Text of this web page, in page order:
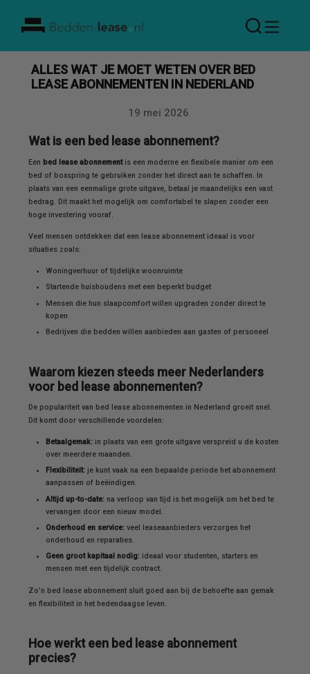
ALLES WAT JE MOET WETEN OVER BED
LEASE ABONNEMENTEN IN NEDERLAND
Datum
19 mei 2026
Wat is een bed lease abonnement?
Een bed lease abonnementis een moderne en flexibele manier om een
bed of boxspring te gebruiken zonder het direct aan te schaffen. In
plaats van een eenmalige grote uitgave, betaal je maandelijks een vast
bedrag. Dit maakt het mogelijk om comfortabel te slapen zonder een
hoge investering vooraf.
Veel mensen ontdekken dat een lease abonnement ideaal is voor
situaties zoals:
Woningverhuur of tijdelijke woonruimte
Startende huishoudens met een beperkt budget
Mensen die hun slaapcomfort willen upgraden zonder direct te
kopen
Bedrijven die bedden willen aanbieden aan gasten of personeel
Waarom kiezen steeds meer Nederlanders
voor bed lease abonnementen?
De populariteit van bed lease abonnementen in Nederland groeit snel.
Dit komt door verschillende voordelen:
Betaalgemak:in plaats van een grote uitgave verspreid u de kosten
over meerdere maanden.
Flexibiliteit:je kunt vaak na een bepaalde periode het abonnement
aanpassen of beëindigen.
Altijd up-to-date:na verloop van tijd is het mogelijk om het bed te
vervangen door een nieuw model.
Onderhoud en service:veel leaseaanbieders verzorgen het
onderhoud en reparaties.
Geen groot kapitaal nodig:ideaal voor studenten, starters en
mensen met een tijdelijk contract.
Zo’n bed lease abonnement sluit goed aan bij de behoefte aan gemak
en flexibiliteit in het hedendaagse leven.
Hoe werkt een bed lease abonnement
precies?